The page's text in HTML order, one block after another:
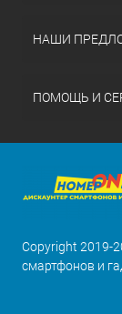
НАШИ
ПОМОЩЬ И
Copyright 2019-
смартфонов и